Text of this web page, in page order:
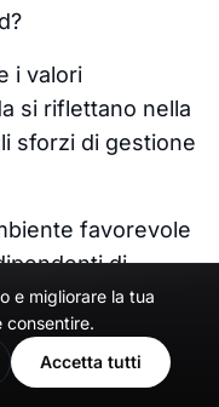
i valori
si riflettano nella
sforzi di gestione
favorevole
di
a una
della cultura
e migliorare la tua
consentire.
Accetta tutti